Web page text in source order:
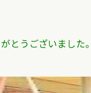
とうございました